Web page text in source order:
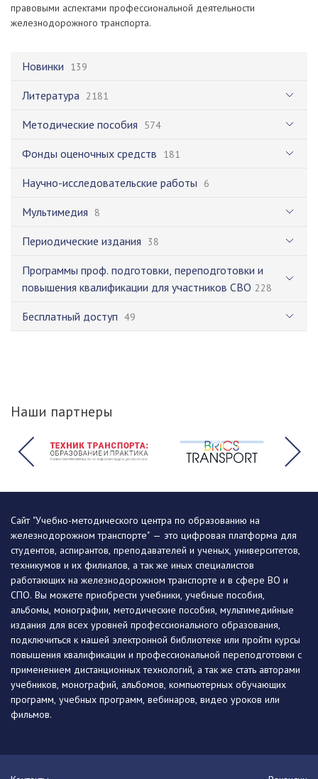
Новинки 139
Литература 2181
Методические пособия 574
Фонды оценочных средств 181
Научно-исследовательские работы 6
Мультимедия 8
Периодические издания 38
Программы проф. подготовки, переподготовки и
повышения квалификации для участников СВО 228
Бесплатный доступ 49
правовыми аспектами профессиональной деятельности
железнодорожного транспорта.
Наши партнеры
Сайт "Учебно-методического центра по образованию на
железнодорожном транспорте" — это цифровая платформа для
студентов, аспирантов, преподавателей и ученых, университетов,
техникумов и их филиалов, а так же иных специалистов
работающих на железнодорожном транспорте и в сфере ВО и
СПО. Вы можете приобрести учебники, учебные пособия,
альбомы, монографии, методические пособия, мультимедийные
издания для всех уровней профессионального образования,
подключиться к нашей электронной библиотеке или пройти курсы
повышения квалификации и профессиональной переподготовки с
применением дистанционных технологий, а так же стать авторами
учебников, монографий, альбомов, компьютерных обучающих
программ, учебных программ, вебинаров, видео уроков или
фильмов.